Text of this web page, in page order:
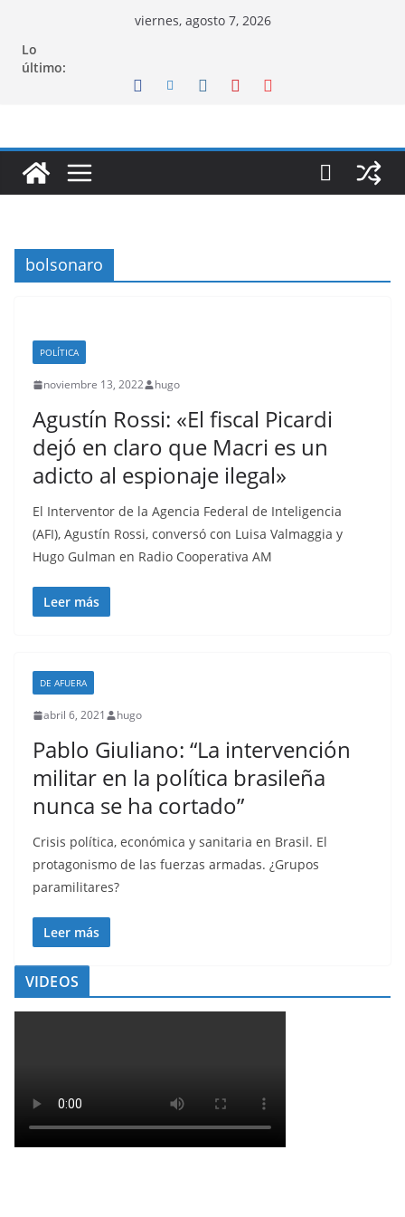
contenido
viernes, agosto 7, 2026
Lo
último:
bolsonaro
POLÍTICA
noviembre 13, 2022 hugo
Agustín Rossi: «El fiscal Picardi
dejó en claro que Macri es un
adicto al espionaje ilegal»
El Interventor de la Agencia Federal de Inteligencia
(AFI), Agustín Rossi, conversó con Luisa Valmaggia y
Hugo Gulman en Radio Cooperativa AM
Leer más
DE AFUERA
abril 6, 2021 hugo
Pablo Giuliano: “La intervención
militar en la política brasileña
nunca se ha cortado”
Crisis política, económica y sanitaria en Brasil. El
protagonismo de las fuerzas armadas. ¿Grupos
paramilitares?
Leer más
VIDEOS